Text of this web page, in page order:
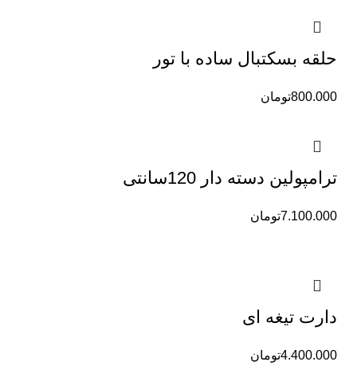
حلقه بسکتبال ساده با تور
تومان800.000
ترامپولین دسته دار 120سانتی
تومان7.100.000
دارت تیغه ای
تومان4.400.000